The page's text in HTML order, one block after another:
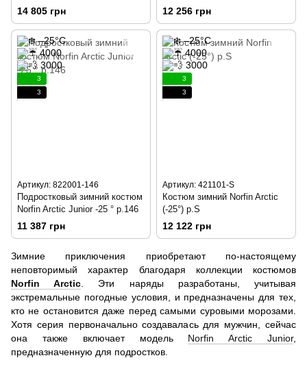
14 805 грн 12 256 грн
3
3
Артикул: 822001-146
Подростковый зимний костюм
Norfin Arctic Junior -25 ° р.146
11 387 грн
3
3
Артикул: 421101-S
Костюм зимний Norfin Arctic
(-25°) p.S
12 122 грн
Зимние приключения приобретают по-настоящему
неповторимый характер благодаря коллекции костюмов
Norfin Arctic . Эти наряды разработаны, учитывая
экстремальные погодные условия, и предназначены для тех,
кто не остановится даже перед самыми суровыми морозами.
Хотя серия первоначально создавалась для мужчин, сейчас
она также включает модель Norfin Arctic Junior,
предназначенную для подростков.